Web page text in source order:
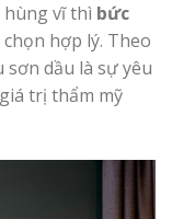
hùng vĩ thì bức
hợp lý. Theo
dầu là sự yêu
trị thẩm mỹ